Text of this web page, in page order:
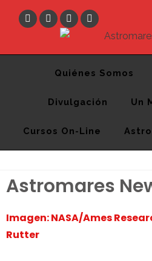
Astromares PRE
Desde 2012 divulgando la
Quiénes Somos
Divulgación Un
Cursos On-Line
Astromares
Imagen: NASA/Ames
Rutter